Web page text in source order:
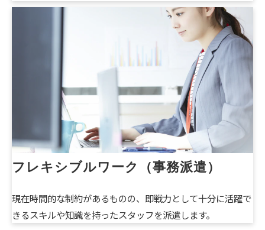
フレキシブルワーク（事務派遣）
現在時間的な制約があるものの、即戦力として十分に活躍で
きるスキルや知識を持ったスタッフを派遣します。